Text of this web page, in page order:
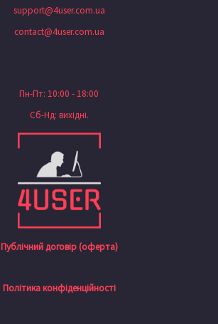
support@4user.com.ua
contact@4user.com.ua
Пн-Пт: 10:00 - 18:00
Сб-Нд: вихідні.
Публічний договір (оферта)
Політика конфіденційності